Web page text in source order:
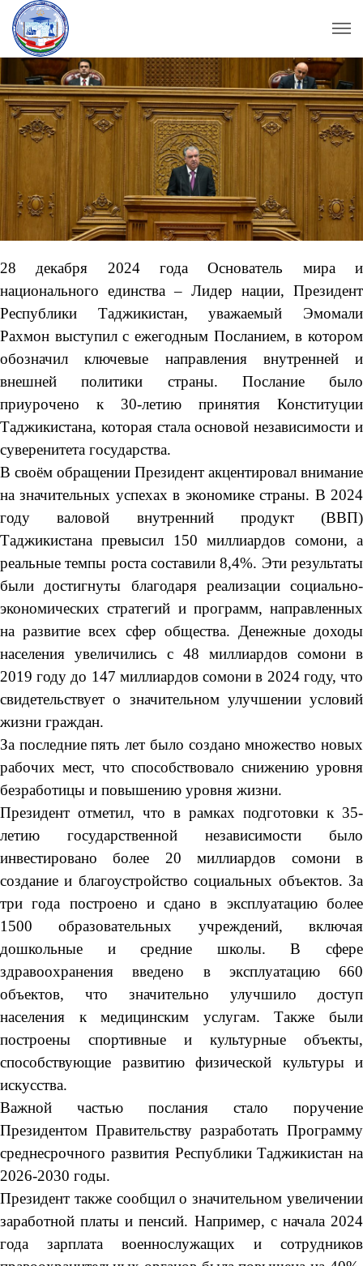
28 декабря 2024 года Основатель мира и
национального единства – Лидер нации, Президент
Республики Таджикистан, уважаемый Эмомали
Рахмон выступил с ежегодным Посланием, в котором
обозначил ключевые направления внутренней и
внешней политики страны. Послание было
приурочено к 30-летию принятия Конституции
Таджикистана, которая стала основой независимости и
суверенитета государства.
В своём обращении Президент акцентировал внимание
на значительных успехах в экономике страны. В 2024
году валовой внутренний продукт (ВВП)
Таджикистана превысил 150 миллиардов сомони, а
реальные темпы роста составили 8,4%. Эти результаты
были достигнуты благодаря реализации социально-
экономических стратегий и программ, направленных
на развитие всех сфер общества. Денежные доходы
населения увеличились с 48 миллиардов сомони в
2019 году до 147 миллиардов сомони в 2024 году, что
свидетельствует о значительном улучшении условий
жизни граждан.
За последние пять лет было создано множество новых
рабочих мест, что способствовало снижению уровня
безработицы и повышению уровня жизни.
Президент отметил, что в рамках подготовки к 35-
летию государственной независимости было
инвестировано более 20 миллиардов сомони в
создание и благоустройство социальных объектов. За
три года построено и сдано в эксплуатацию более
1500 образовательных учреждений, включая
дошкольные и средние школы. В сфере
здравоохранения введено в эксплуатацию 660
объектов, что значительно улучшило доступ
населения к медицинским услугам. Также были
построены спортивные и культурные объекты,
способствующие развитию физической культуры и
искусства.
Важной частью послания стало поручение
Президентом Правительству разработать Программу
среднесрочного развития Республики Таджикистан на
2026-2030 годы.
Президент также сообщил о значительном увеличении
заработной платы и пенсий. Например, с начала 2024
года зарплата военнослужащих и сотрудников